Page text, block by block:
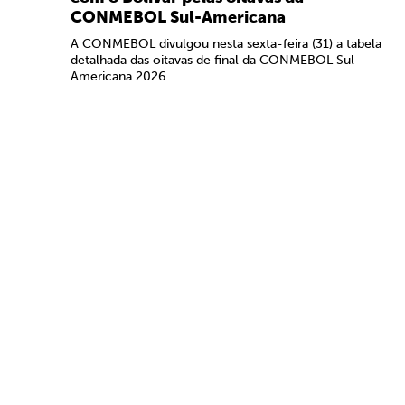
CONMEBOL Sul-Americana
A CONMEBOL divulgou nesta sexta-feira (31) a tabela
detalhada das oitavas de final da CONMEBOL Sul-
Americana 2026....